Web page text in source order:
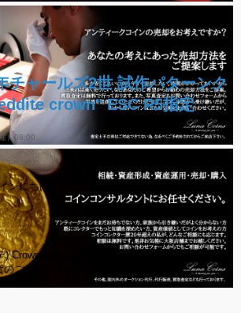
チャールズ2世 試作パターンク
crown" ESC R5指定
）08:00
ンにちは。ルナコインの辻でございます。
Crown」と呼ばれる、ESCでR5指定のチャール
ご紹介です。